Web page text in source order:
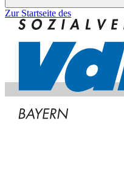
Zur Startseite des